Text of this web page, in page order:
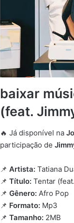
baixar
(feat.
🔥 Já disponível na
participação de
📌 Artista: Tatiana
📌 Título: Tentar
📌 Gênero: Afro Pop
📌 Formato: Mp3
📌 Tamanho: 2MB